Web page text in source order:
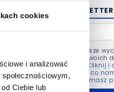
cookies
i analizować
Ciebie lub
NEWSLETTER
Zgodę możesz zawsze
Administratorem Twoich
Bluerank sp. z o.o.
Kliknij i
się więcej m.in. po co
Twoje dane i jakie masz